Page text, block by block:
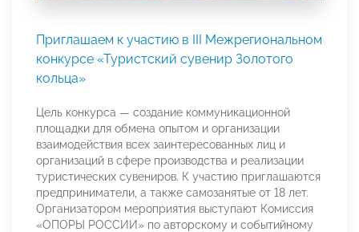
Приглашаем к участию в III Межрегиональном
конкурсе «Туристский сувенир Золотого
кольца»
Цель конкурса — создание коммуникационной
площадки для обмена опытом и организации
взаимодействия всех заинтересованных лиц и
организаций в сфере производства и реализации
туристических сувениров. К участию приглашаются
предприниматели, а также самозанятые от 18 лет.
Организатором мероприятия выступают Комиссия
«ОПОРЫ РОССИИ» по авторскому и событийному